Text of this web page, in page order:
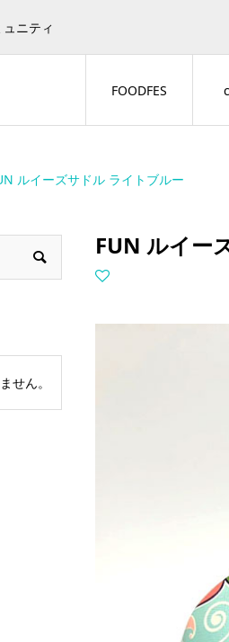
ニティ
FOODFES
ルイーズサドル ライトブルー
FUN ルイー

せん。